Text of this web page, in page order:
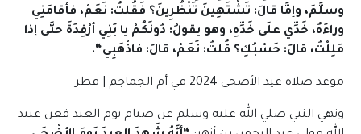
وسلَّمَ، وإمَّا قالَ: تَشْتَهِينَ تَنْظُرِينَ؟ فَقُلتُ: نَعَمْ، فأقامَنِي
وراءَهُ، خَدِّي علَى خَدِّهِ، وهو يقولُ: دُونَكُمْ يا بَنِي أرْفِدَةَ حتَّى إذا
مَلِلْتُ، قالَ: حَسْبُكِ؟ قُلتُ: نَعَمْ، قالَ: فاذْهَبِي“.
موعد صلاة عيد الأضحى 2024 في أم الجماجم | قطر
ونهي النبي صلي الله عليه وسلم عن صيام يوم العيد فعن عبيد